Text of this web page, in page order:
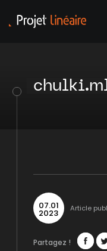
07.01
2023 Article
Partagez !